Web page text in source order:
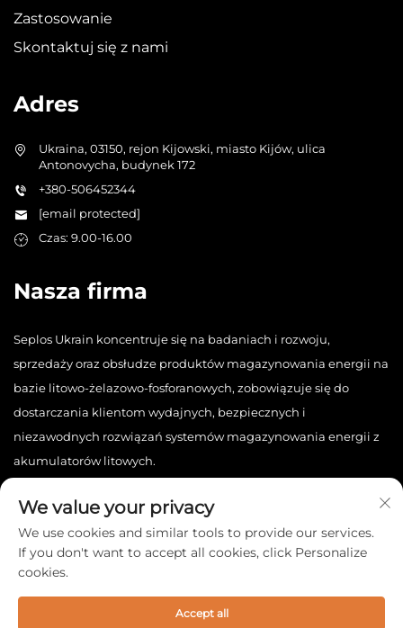
Zastosowanie
Skontaktuj się z nami
Adres
Ukraina, 03150, rejon Kijowski, miasto Kijów, ulica
Antonovycha, budynek 172
+380-506452344
[email protected]
Czas: 9.00-16.00
Nasza firma
Seplos Ukrain koncentruje się na badaniach i rozwoju,
sprzedaży oraz obsłudze produktów magazynowania energii na
bazie litowo-żelazowo-fosforanowych, zobowiązuje się do
dostarczania klientom wydajnych, bezpiecznych i
niezawodnych rozwiązań systemów magazynowania energii z
akumulatorów litowych.
Copyright © 2025 China Seplos Ukrain Technology Co., Ltd.
Wszelkie prawa zastrzeżone. -
We value your privacy
We use cookies and similar tools to provide our services.
If you don't want to accept all cookies, click Personalize
cookies.
Accept all